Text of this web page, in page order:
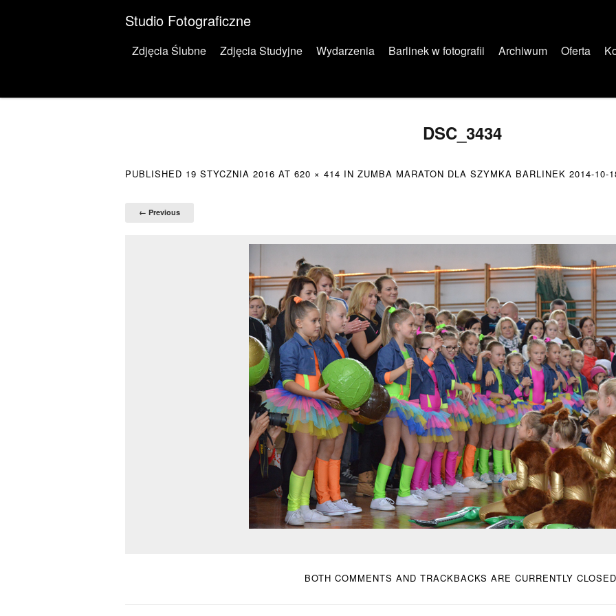
Studio Fotograficzne
Menu
Skip to content
Zdjęcia Ślubne Zdjęcia Studyjne Wydarzenia Barlinek w fotografii Archiwum Oferta
DSC_3434
PUBLISHED 19 STYCZNIA 2016 AT 620 × 414 IN ZUMBA MARATON DLA SZYMKA BARLINEK 2014-10-
← Previous
BOTH COMMENTS AND TRACKBACKS ARE CURRENTLY